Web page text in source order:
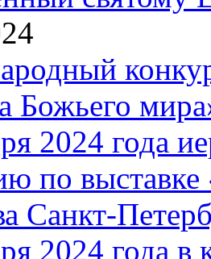
Божьего
2024 года
по
Санкт-
2024 года